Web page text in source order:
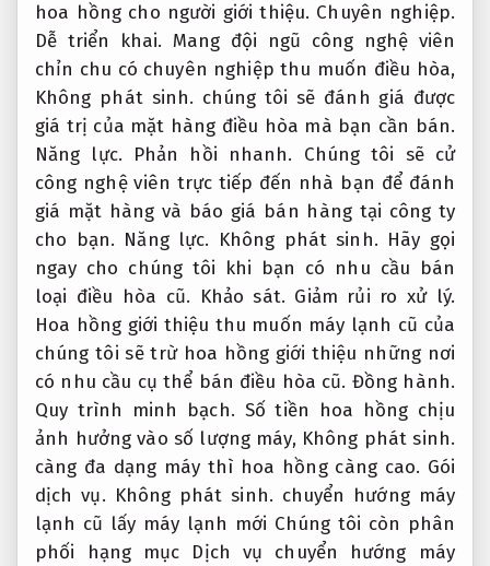
hoa hồng cho người giới thiệu. Chuyên nghiệp.
Dễ triển khai. Mang đội ngũ công nghệ viên
chỉn chu có chuyên nghiệp thu muốn điều hòa,
Không phát sinh. chúng tôi sẽ đánh giá được
giá trị của mặt hàng điều hòa mà bạn cần bán.
Năng lực.
Phản hồi nhanh. Chúng tôi sẽ cử
công nghệ viên trực tiếp đến nhà bạn để đánh
giá mặt hàng và báo giá bán hàng tại công ty
cho bạn. Năng lực. Không phát sinh. Hãy gọi
ngay cho chúng tôi khi bạn có nhu cầu bán
loại điều hòa cũ. Khảo sát. Giảm rủi ro xử lý.
Hoa hồng giới thiệu thu muốn máy lạnh cũ của
chúng tôi sẽ trừ hoa hồng giới thiệu những nơi
có nhu cầu cụ thể bán điều hòa cũ. Đồng hành.
Quy trình minh bạch. Số tiền hoa hồng chịu
ảnh hưởng vào số lượng máy, Không phát sinh.
càng đa dạng máy thì hoa hồng càng cao. Gói
dịch vụ. Không phát sinh. chuyển hướng máy
lạnh cũ lấy máy lạnh mới Chúng tôi còn phân
phối hạng mục Dịch vụ chuyển hướng máy